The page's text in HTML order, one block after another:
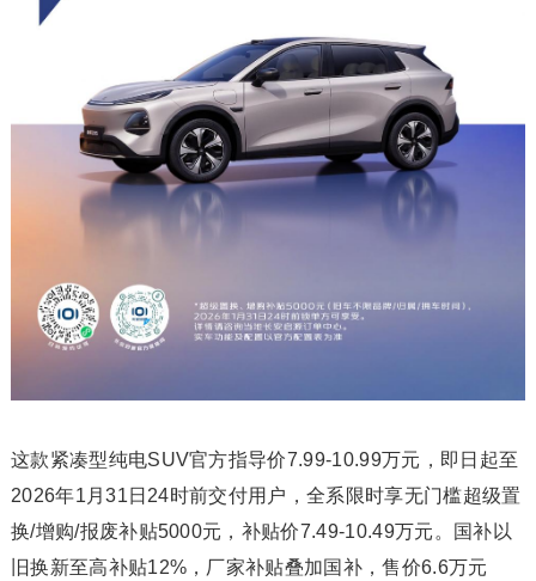
这款紧凑型纯电SUV官方指导价7.99-10.99万元，即日起至
2026年1月31日24时前交付用户，全系限时享无门槛超级置
换/增购/报废补贴5000元，补贴价7.49-10.49万元。国补以
旧换新至高补贴12%，厂家补贴叠加国补，售价6.6万元